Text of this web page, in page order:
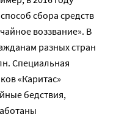
сбора средств
воззвание». В
разных стран
Специальная
«Каритас»
бедствия,